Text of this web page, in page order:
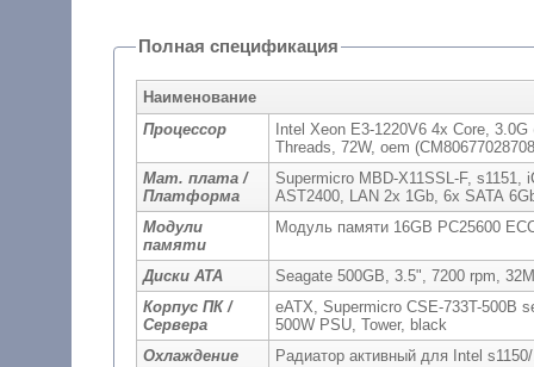
Полная спецификация
Наименование
Процессор
Intel Xeon E3-1220V6 4x Core,
Threads, 72W, oem
Мат. плата /
Платформа
Supermicro MBD-X11SSL-F, s1151,
AST2400, LAN 2x 1Gb, 6x SATA
Модули
памяти
Модуль памяти 16GB PC25600
Диски ATA
Seagate 500GB, 3.5", 7200 rpm,
Корпус ПК /
Сервера
eATX, Supermicro CSE-733T-500B
500W PSU, Tower, black
Охлаждение
Радиатор активный для Intel